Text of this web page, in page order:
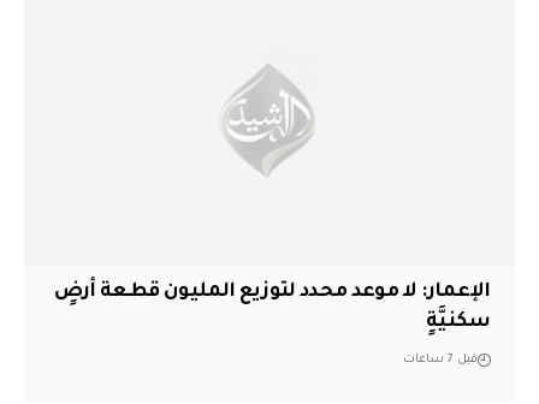
الإعمار: لا موعد محدد لتوزيع المليون قطعة أرضٍ
سكنيَّةٍ
قبل 7 ساعات